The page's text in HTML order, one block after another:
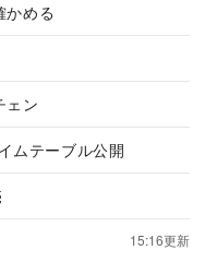
かめる
ェン
ムテーブル公開
15:16更新